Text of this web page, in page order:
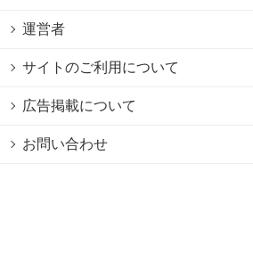
運営者
サイトのご利用について
広告掲載について
お問い合わせ